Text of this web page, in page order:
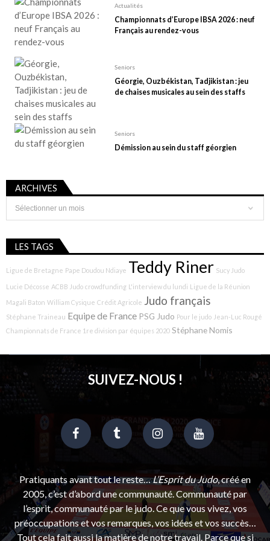
Actualités
Championnats d’Europe IBSA 2026 : neuf
Français au rendez-vous
Seniors
Géorgie, Ouzbékistan, Tadjikistan : jeu
de chaises musicales au sein des staffs
Seniors
Démission au sein du staff géorgien
ARCHIVES
Archives
LES TAGS
Ligue de Bretagne Pape Doudou Ndiaye Teddy Riner Sucy Judo
Lucie Décosse ACBB Judo crowdfunding L'interview du lundi Ligue de la Réunion
Magali Baton William Cysique Crédit Agricole Judo français
Stéphane Traineau Equipe de France PSG Judo Pour le judo Jean-Luc Rougé
Championnats de France 1re division par équipes 2020 Stéphane Nomis
SUIVEZ-NOUS !
Pratiquants avant tout le reste…L’Esprit du Judo, créé en
2005, c’est d’abord une communauté. Communauté par
l’esprit, communauté par le judo. Ce que vous vivez, vos
préoccupations et vos remarques, vos idées et vos succès…
Tout cela fait aussi la matière de notre travail. Parce que si